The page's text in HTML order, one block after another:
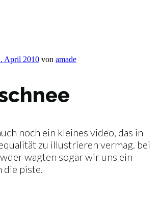
April 2010 von amade
noch ein kleines video, das in
zu illustrieren vermag. bei
wagten sogar wir uns ein
die piste.